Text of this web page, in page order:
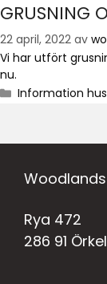
GRUSNING
22 april, 2022 av
Vi har utfört
nu.
Information
Rya 472
286 91